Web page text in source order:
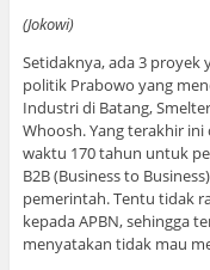
(Jokowi)
Setidaknya, ada 3 proyek
politik Prabowo yang
Industri di Batang,
Whoosh. Yang terakhir
waktu 170 tahun untuk
B2B (Business to
pemerintah. Tentu tidak
kepada APBN, sehingga
menyatakan tidak mau